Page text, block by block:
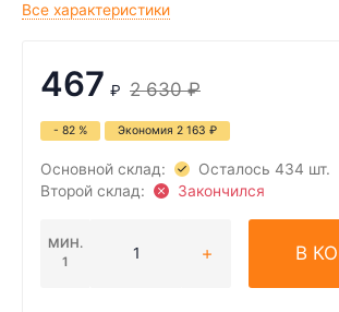
Все характеристики
467 ₽ 2 630 ₽
- 82 % Экономия 2 163 ₽
Основной склад:
Осталось 434 шт.
Второй склад:
Закончился
МИН.
1
В